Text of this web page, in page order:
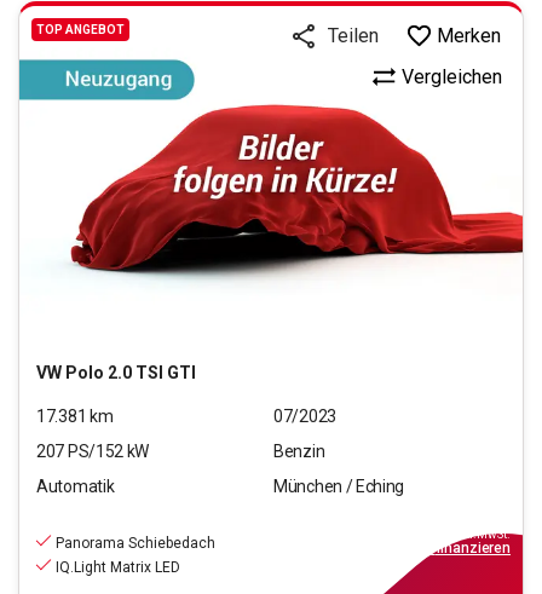
TOP ANGEBOT
VW Polo 2.0 TSI GTI
Vergleichen
Teilen Merken
17.381 km
07/2023
207 PS/152 kW
Benzin
Automatik
München / Eching
Panorama Schiebedach
IQ.Light Matrix LED
inkl.MwSt.
finanzieren